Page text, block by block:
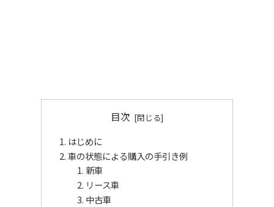
目次
はじめに
車の状態による購入の手引き例
新車
リース車
中古車